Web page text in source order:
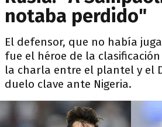
notaba perdido"
El defensor, que no había
fue el héroe de la
la charla entre el plantel y el
duelo clave ante Nigeria.